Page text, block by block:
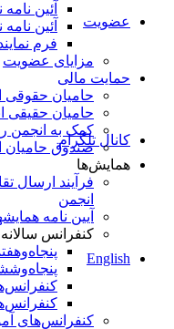
عضویت
کانال تلگرام
English
آئین
آئین
فرم
مزایای عضویت
حمایت مالی
حامیان حقوقی
حامیان حقیقی
کمک به انجمن
صندوق حامیان
همایش‌ها
فرآیند ارسال
انجمن
آیین نامه
کنفرانس‌
کنفرانس‎‌های پیشین
کنفرانس‌های